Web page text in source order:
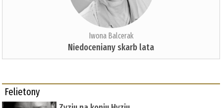
Iwona Balcerak
Niedoceniany skarb lata
Felietony